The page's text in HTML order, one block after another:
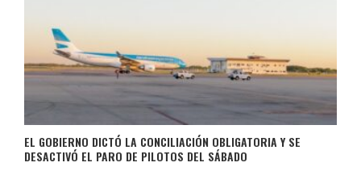
EL GOBIERNO DICTÓ LA CONCILIACIÓN OBLIGATORIA Y SE
DESACTIVÓ EL PARO DE PILOTOS DEL SÁBADO